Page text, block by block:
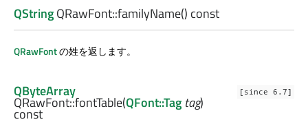
QStringQRawFont::familyName() const
QRawFontの姓を返します。
[since 6.7]
QByteArray
QRawFont::fontTable(QFont::Tag tag)
const